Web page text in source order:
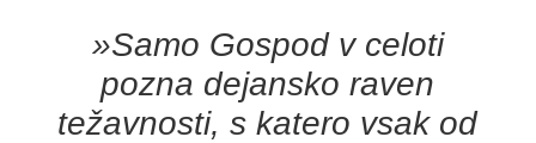
»Samo Gospod v celoti
pozna dejansko raven
težavnosti, s katero vsak od